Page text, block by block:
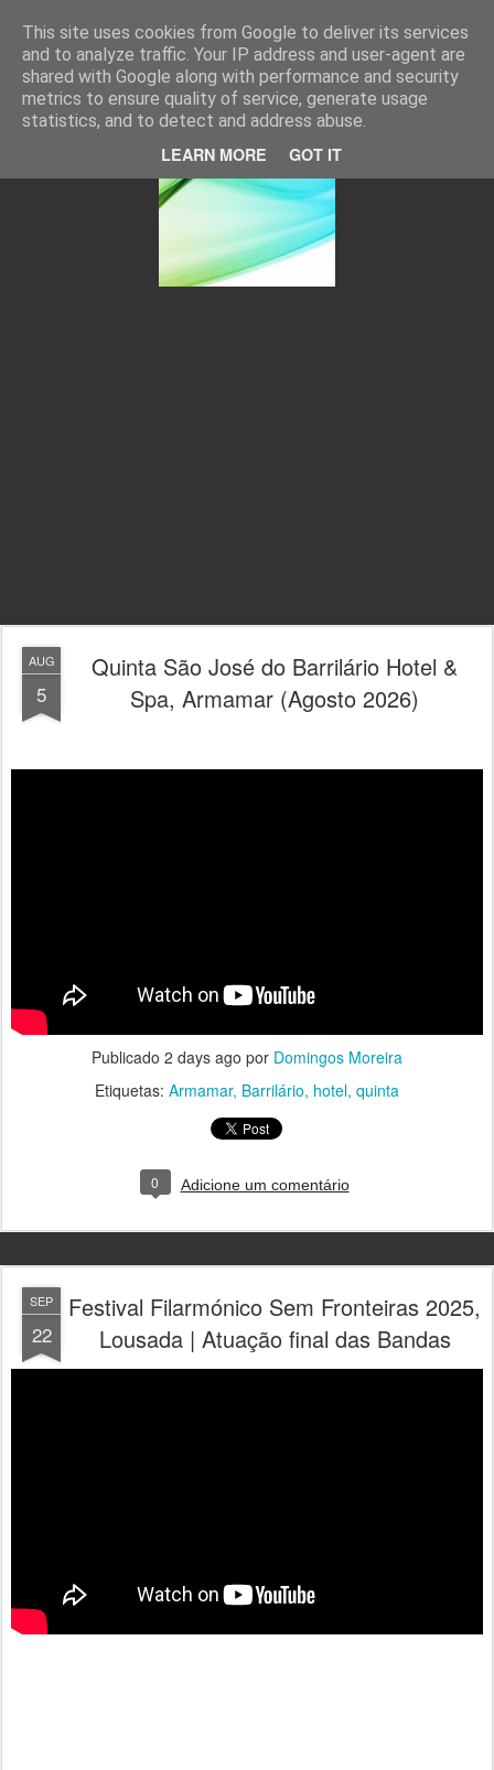
This site uses cookies from Google to deliver its services
and to analyze traffic. Your IP address and user-agent are
shared with Google along with performance and security
metrics to ensure quality of service, generate usage
statistics, and to detect and address abuse.
LEARN MORE GOT IT
Portal de Notícias Notícias de Portugal e do Mundo. Desporto e Cultura.
Página inicial
AUG
5
Quinta São José do Barrilário Hotel &
Spa, Armamar (Agosto 2026)
Publicado 2 days ago por Domingos Moreira
Etiquetas: Armamar Barrilário hotel quinta
0 Adicione um comentário
SEP
22
Festival Filarmónico Sem Fronteiras 2025,
Lousada | Atuação final das Bandas